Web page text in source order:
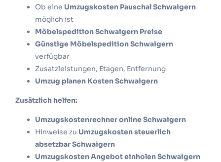
Ob eine Umzugskosten Pauschal Schwaigern
möglich ist
Möbelspedition Schwaigern Preise
Günstige Möbelspedition Schwaigern
verfügbar
Zusatzleistungen, Etagen, Entfernung
Umzug planen Kosten Schwaigern
Zusätzlich helfen:
Umzugskostenrechner online Schwaigern
Hinweise zu Umzugskosten steuerlich
absetzbar Schwaigern
Umzugskosten Angebot einholen Schwaigern